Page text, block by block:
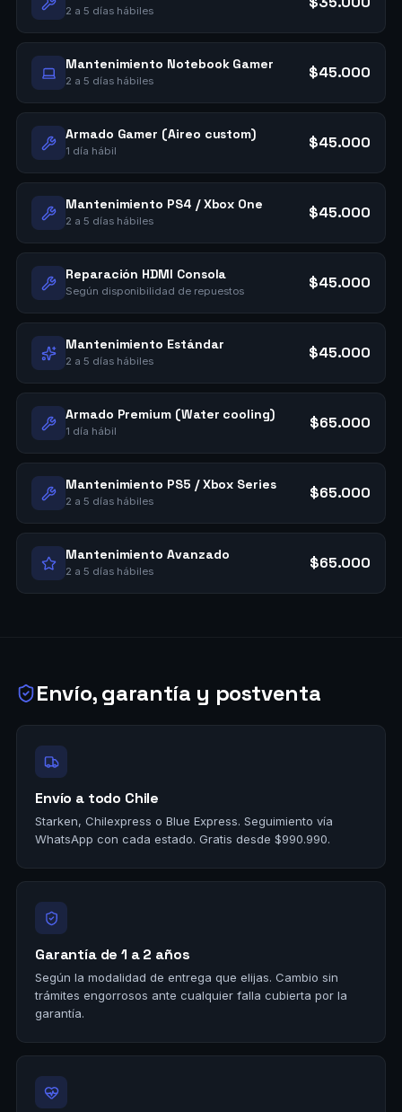
2 a 5 días hábiles
Mantenimiento Notebook Gamer
2 a 5 días hábiles $45.000
Armado Gamer (Aireo custom)
1 día hábil $45.000
Mantenimiento PS4 / Xbox One
2 a 5 días hábiles $45.000
Reparación HDMI Consola
Según disponibilidad de repuestos $45.000
Mantenimiento Estándar
2 a 5 días hábiles $45.000
Armado Premium (Water cooling)
1 día hábil $65.000
Mantenimiento PS5 / Xbox Series
2 a 5 días hábiles $65.000
Mantenimiento Avanzado
2 a 5 días hábiles $65.000
Envío, garantía y postventa
Envío a todo Chile
Starken, Chilexpress o Blue Express. Seguimiento vía
WhatsApp con cada estado. Gratis desde $990.990.
Garantía de 1 a 2 años
Según la modalidad de entrega que elijas. Cambio sin
trámites engorrosos ante cualquier falla cubierta por la
garantía.